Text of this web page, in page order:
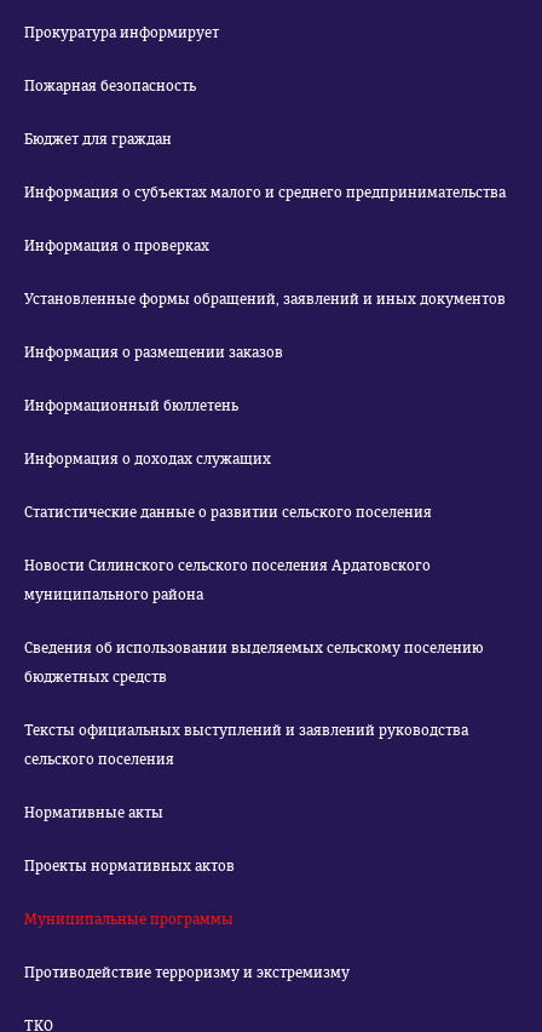
Прокуратура информирует
Пожарная безопасность
Бюджет для граждан
Информация о субъектах малого и среднего предпринимательства
Информация о проверках
Установленные формы обращений, заявлений и иных документов
Информация о размещении заказов
Информационный бюллетень
Информация о доходах служащих
Статистические данные о развитии сельского поселения
Новости Силинского сельского поселения Ардатовского
муниципального района
Сведения об использовании выделяемых сельскому поселению
бюджетных средств
Тексты официальных выступлений и заявлений руководства
сельского поселения
Нормативные акты
Проекты нормативных актов
Муниципальные программы
Противодействие терроризму и экстремизму
ТКО